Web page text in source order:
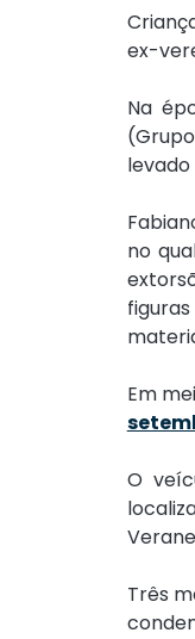
ex-
Na
no
Em
O
Três